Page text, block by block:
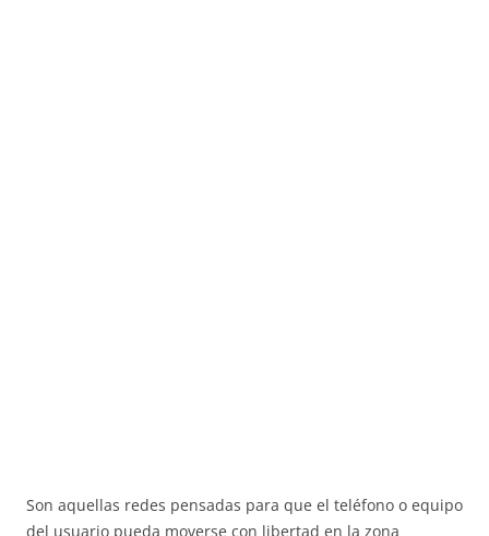
Son aquellas redes pensadas para que el teléfono o equipo
del usuario pueda moverse con libertad en la zona